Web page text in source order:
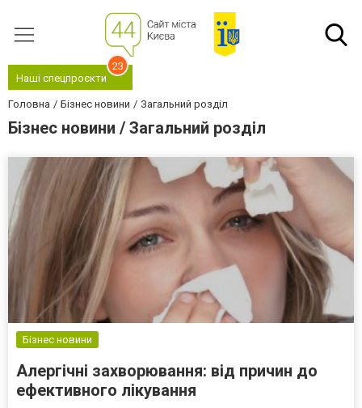
Наші спецпроєкти
23
Головна Бізнес новини Загальний розділ
Бізнес новини / Загальний розділ
Бізнес новини
Алергічні захворювання: від причин до
ефективного лікування